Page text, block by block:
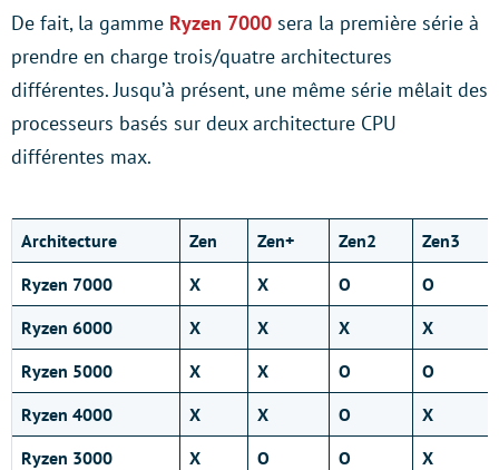
De fait, la gamme Ryzen 7000 sera la première série à
prendre en charge trois/quatre architectures
différentes. Jusqu’à présent, une même série mêlait des
processeurs basés sur deux architecture CPU
différentes max.
Architecture Zen Zen+ Zen2
Zen3
Ryzen 7000
X X O
O
Ryzen 6000
X X X
X
Ryzen 5000
X X O
O
Ryzen 4000
X X O
X
Ryzen 3000
X O O
X